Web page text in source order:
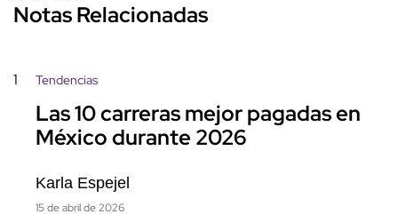
Notas Relacionadas
1 Tendencias
Las 10 carreras mejor pagadas en
México durante 2026
Karla Espejel
15 de abril de 2026